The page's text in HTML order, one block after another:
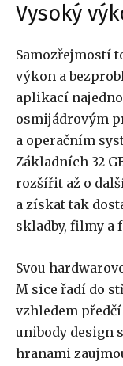
Vysoký
Samozřejmostí
výkon a
aplikací
osmijádrovým
a operačním
Základních 32
rozšířit až o
a získat tak
skladby, filmy a
Svou
M sice řadí do
vzhledem
unibody design
hranami